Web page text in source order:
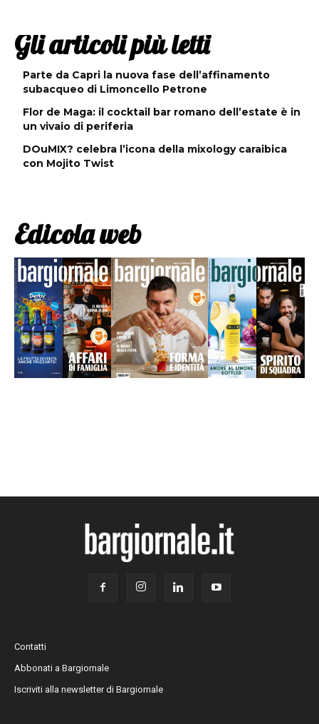
Gli articoli più letti
Parte da Capri la nuova fase dell’affinamento
subacqueo di Limoncello Petrone
Flor de Maga: il cocktail bar romano dell’estate è in
un vivaio di periferia
DOuMIX? celebra l’icona della mixology caraibica
con Mojito Twist
Edicola web
Contatti
Abbonati a Bargiornale
Iscriviti alla newsletter di Bargiornale